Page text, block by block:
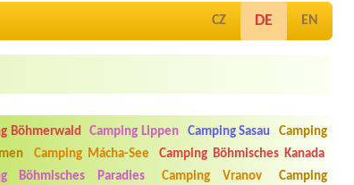
CZ DE EN
Böhmerwald Camping Lippen Camping Sasau
Camping
Camping Mácha-See
Camping Böhmisches Kanada
Böhmisches Paradies
Camping Vranov
Camping